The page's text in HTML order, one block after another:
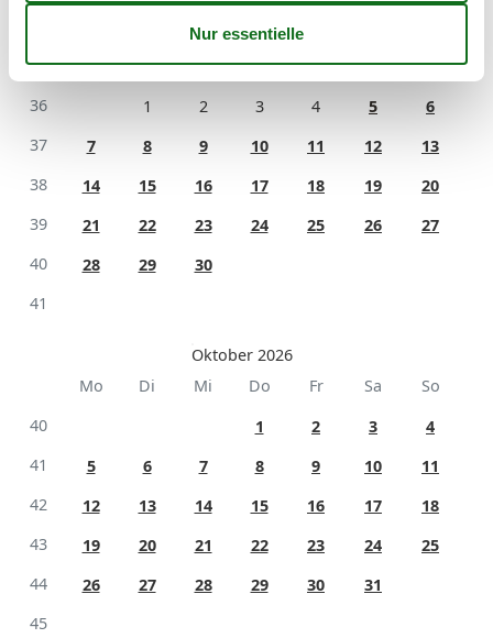
September 2026
Mo
Di Mi Do Fr Sa
So
36
1 2 3 4 5
6
37
7 8 9 10 11 12
13
38
14 15 16 17 18 19
20
39
21 22 23 24 25 26
27
40
28 29
30
41
Oktober 2026
Mo
Di Mi Do Fr Sa
So
40
1 2 3
4
41
5 6 7 8 9 10
11
42
12 13 14 15 16 17
18
43
19 20 21 22 23 24
25
44
26 27 28 29 30
31
45